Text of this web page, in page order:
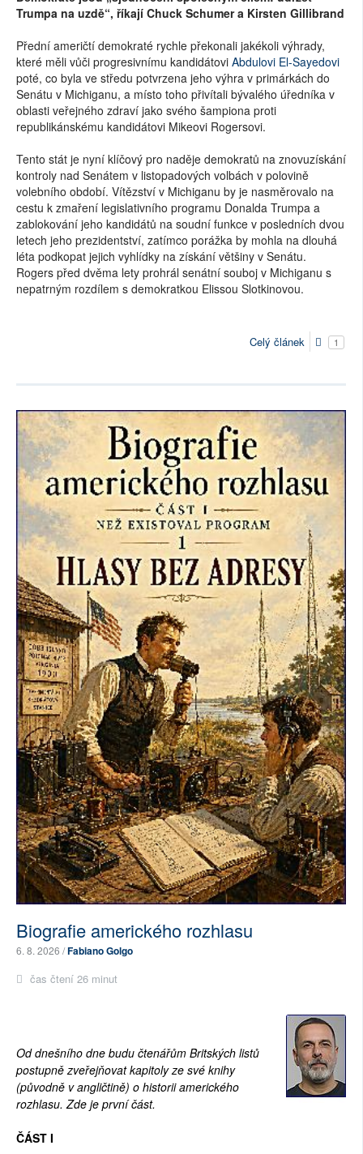
Trumpa na uzdě“, říkají Chuck Schumer a Kirsten Gillibrand
Přední američtí demokraté rychle překonali jakékoli výhrady,
které měli vůči progresivnímu kandidátovi Abdulovi El-Sayedovi
poté, co byla ve středu potvrzena jeho výhra v primárkách do
Senátu v Michiganu, a místo toho přivítali bývalého úředníka v
oblasti veřejného zdraví jako svého šampiona proti
republikánskému kandidátovi Mikeovi Rogersovi.
Tento stát je nyní klíčový pro naděje demokratů na znovuzískání
kontroly nad Senátem v listopadových volbách v polovině
volebního období. Vítězství v Michiganu by je nasměrovalo na
cestu k zmaření legislativního programu Donalda Trumpa a
zablokování jeho kandidátů na soudní funkce v posledních dvou
letech jeho prezidentství, zatímco porážka by mohla na dlouhá
léta podkopat jejich vyhlídky na získání většiny v Senátu.
Rogers před dvěma lety prohrál senátní souboj v Michiganu s
nepatrným rozdílem s demokratkou Elissou Slotkinovou.
Celý článek 1
Biografie amerického rozhlasu
6. 8. 2026 /Fabiano Golgo
čas čtení 26 minut
Od dnešního dne budu čtenářům Britských listů
postupně zveřejňovat kapitoly ze své knihy
(původně v angličtině) o historii amerického
rozhlasu. Zde je první část.
ČÁST I